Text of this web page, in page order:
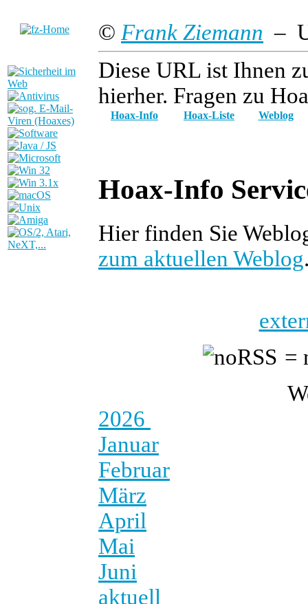
© Frank Ziemann –
Diese URL ist Ihnen
hierher. Fragen zu
Hoax-Info Hoax-Liste Weblog
Hoax-Info
Hier finden Sie
zum aktuellen Weblog
=
2026
Januar
Februar
März
April
Mai
Juni
aktuell